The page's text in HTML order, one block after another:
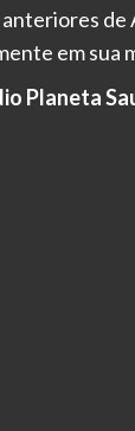
de
em
Planeta